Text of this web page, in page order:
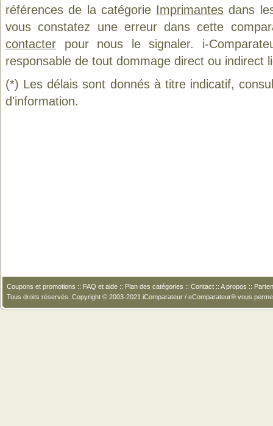
références de la catégorie Imprimantes dans
vous constatez une erreur dans cette
contacter pour nous le signaler. i-
responsable de tout dommage direct ou indirect
(*) Les délais sont donnés à titre indicatif,
d'information.
Coupons et promotions :: FAQ et aide :: Plan des catégories :: Contact :: A propos ::
Tous droits réservés. Copyright © 2003-2021 iComparateur / eComparateur® vous